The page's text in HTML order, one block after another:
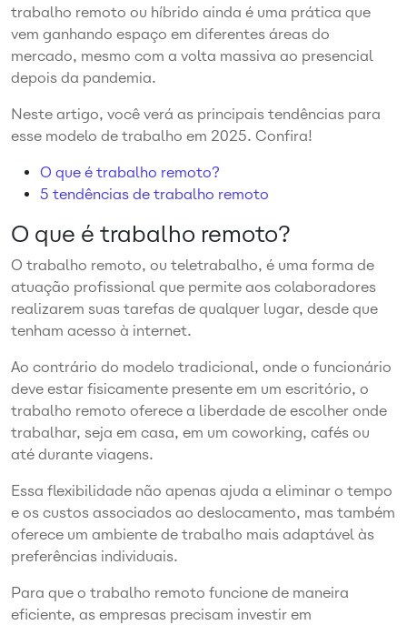
trabalho remoto ou híbrido ainda é uma prática que
vem ganhando espaço em diferentes áreas do
mercado, mesmo com a volta massiva ao presencial
depois da pandemia.
Neste artigo, você verá as principais tendências para
esse modelo de trabalho em 2025. Confira!
O que é trabalho remoto?
5 tendências de trabalho remoto
O que é trabalho remoto?
O trabalho remoto, ou teletrabalho, é uma forma de
atuação profissional que permite aos colaboradores
realizarem suas tarefas de qualquer lugar, desde que
tenham acesso à internet.
Ao contrário do modelo tradicional, onde o funcionário
deve estar fisicamente presente em um escritório, o
trabalho remoto oferece a liberdade de escolher onde
trabalhar, seja em casa, em um coworking, cafés ou
até durante viagens.
Essa flexibilidade não apenas ajuda a eliminar o tempo
e os custos associados ao deslocamento, mas também
oferece um ambiente de trabalho mais adaptável às
preferências individuais.
Para que o trabalho remoto funcione de maneira
eficiente, as empresas precisam investir em